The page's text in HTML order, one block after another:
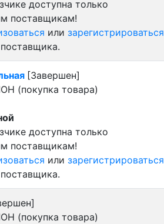
доступна только
поставщикам!
или зарегистрироваться
[Завершен]
(покупка товара)
доступна только
поставщикам!
или зарегистрироваться
(покупка товара)